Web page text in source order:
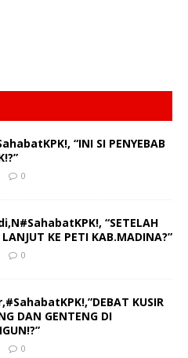
“INI SI PENYEBAB
0
“SETELAH
LANJUT KE PETI KAB.MADINA?”
0
KUSIR
DAN GENTENG DI
0